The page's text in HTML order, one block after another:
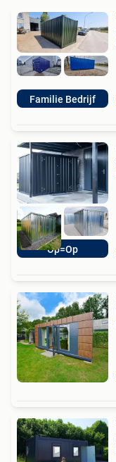
Familie Bedrijf
Op=Op